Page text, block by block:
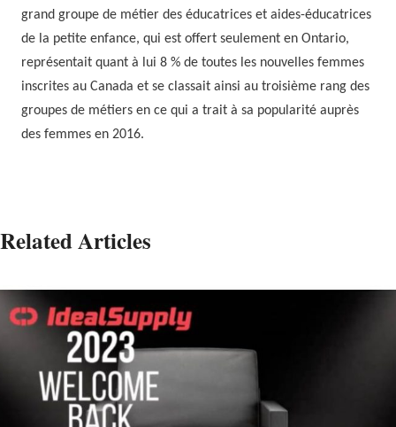
grand groupe de métier des éducatrices et aides-éducatrices
de la petite enfance, qui est offert seulement en Ontario,
représentait quant à lui 8 % de toutes les nouvelles femmes
inscrites au Canada et se classait ainsi au troisième rang des
groupes de métiers en ce qui a trait à sa popularité auprès
des femmes en 2016.
Related Articles